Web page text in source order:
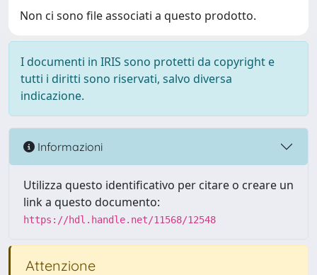
Non ci sono file associati a questo prodotto.
I documenti in IRIS sono protetti da copyright e
tutti i diritti sono riservati, salvo diversa
indicazione.
Informazioni
Utilizza questo identificativo per citare o creare un
link a questo documento:
https://hdl.handle.net/11568/12548
Attenzione